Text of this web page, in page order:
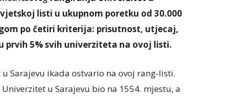
listi u ukupnom poretku od 30.000
po četiri kriterija: prisutnost, utjecaj,
prvih 5% svih univerziteta na ovoj listi.
Sarajevu ikada ostvario na ovoj rang-listi.
u Sarajevu bio na 1554. mjestu, a